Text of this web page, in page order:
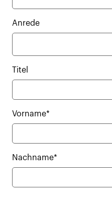
Anrede
Titel
Vorname*
Nachname*